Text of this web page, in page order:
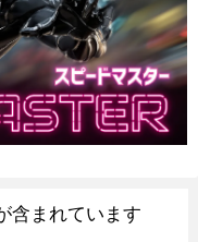
含まれています